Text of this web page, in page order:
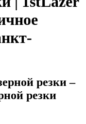
резки –
резки